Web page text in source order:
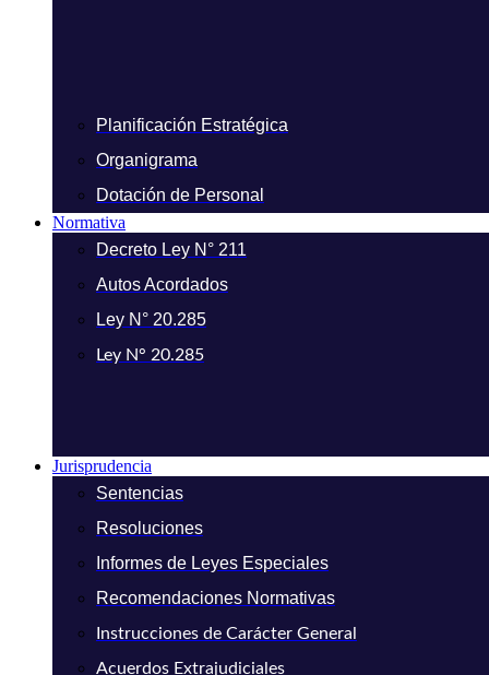
Planificación Estratégica
Organigrama
Dotación de Personal
Normativa
Decreto Ley N° 211
Autos Acordados
Ley N° 20.285
Ley N° 20.285
Jurisprudencia
Sentencias
Resoluciones
Informes de Leyes Especiales
Recomendaciones Normativas
Instrucciones de Carácter General
Acuerdos Extrajudiciales